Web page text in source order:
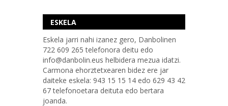
ESKELA
Eskela jarri nahi izanez gero, Danbolinen
722 609 265 telefonora deitu edo
info@danbolin.eus helbidera mezua idatzi.
Carmona ehorztetxearen bidez ere jar
daiteke eskela: 943 15 15 14 edo 629 43 42
67 telefonoetara deituta edo bertara
joanda.